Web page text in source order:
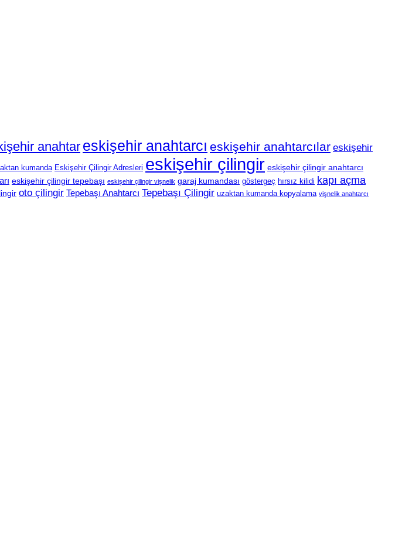
anahtareskişehir anahtarcı eskişehir anahtarcılar eskişehir
kumanda Eskişehir Çilingir Adresleri eskişehir çilingir eskişehir çilingir anahtarcı
eskişehir çilingir tepebaşı eskişehir çilingir vişnelik garaj kumandası göstergeç hırsız kilidi kapı açma
oto çilingir Tepebaşı Anahtarcı Tepebaşı Çilingir uzaktan kumanda kopyalama vişnelik anahtarcı